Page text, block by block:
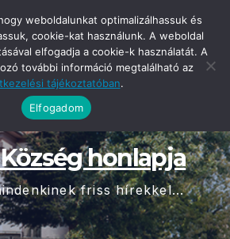
08-09 09:15
honlapja
friss hírekkel...
weboldalunkat optimalizálhassuk és
cookie-kat használunk. A weboldal
elfogadja a cookie-k használatát. A
további információ megtalálható az
tájékoztatóban.
Elfogadom